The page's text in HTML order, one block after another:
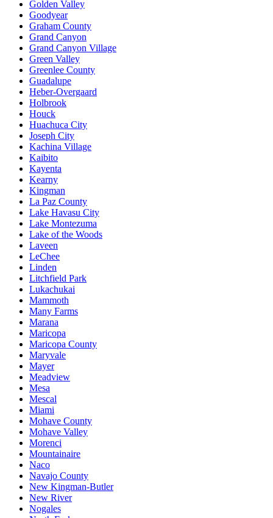
Golden Valley
Goodyear
Graham County
Grand Canyon
Grand Canyon Village
Green Valley
Greenlee County
Guadalupe
Heber-Overgaard
Holbrook
Houck
Huachuca City
Joseph City
Kachina Village
Kaibito
Kayenta
Kearny
Kingman
La Paz County
Lake Havasu City
Lake Montezuma
Lake of the Woods
Laveen
LeChee
Linden
Litchfield Park
Lukachukai
Mammoth
Many Farms
Marana
Maricopa
Maricopa County
Maryvale
Mayer
Meadview
Mesa
Mescal
Miami
Mohave County
Mohave Valley
Morenci
Mountainaire
Naco
Navajo County
New Kingman-Butler
New River
Nogales